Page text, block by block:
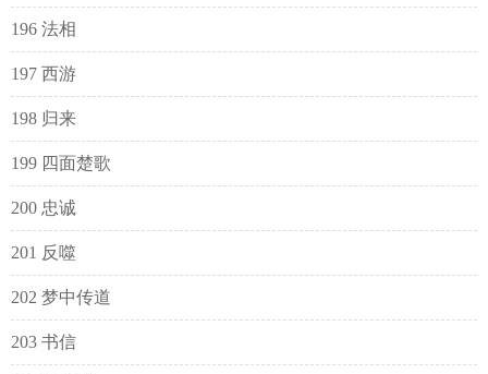
196 法相
197 西游
198 归来
199 四面楚歌
200 忠诚
201 反噬
202 梦中传道
203 书信